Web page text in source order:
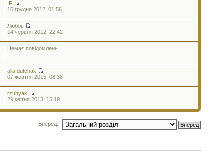
IF
16 грудня 2012, 01:56
Любов
14 червня 2012, 22:42
Немає повідомлень
alla dutchak
07 жовтня 2015, 08:38
rzubyak
29 квітня 2013, 15:19
Вперед: